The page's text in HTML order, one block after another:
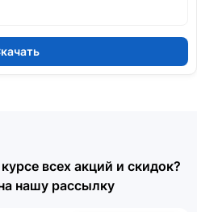
всех акций и скидок?
нашу рассылку